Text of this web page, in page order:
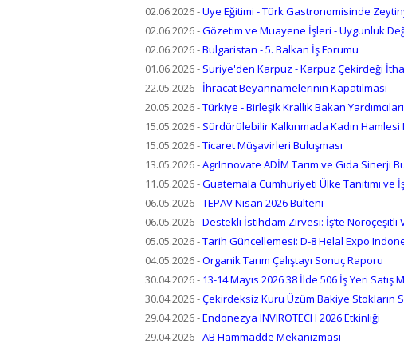
02.06.2026-Üye Eğitimi - Türk Gastronomisinde
02.06.2026-Gözetim ve Muayene İşleri - Uygunluk
02.06.2026-Bulgaristan - 5. Balkan İş Forumu
01.06.2026- Suriye'den Karpuz - Karpuz Çekirdeği
22.05.2026- İhracat Beyannamelerinin Kapatılması
20.05.2026-Türkiye - Birleşik Krallık Bakan
15.05.2026- Sürdürülebilir Kalkınmada Kadın Hamlesi
15.05.2026-Ticaret Müşavirleri Buluşması
13.05.2026-AgrInnovate ADİM Tarım ve Gıda Sinerji
11.05.2026-Guatemala Cumhuriyeti Ülke Tanıtımı ve İş
06.05.2026-TEPAV Nisan 2026 Bülteni
06.05.2026-Destekli İstihdam Zirvesi: İş’te Nöroçeşitli
05.05.2026-Tarih Güncellemesi: D-8 Helal Expo
04.05.2026-Organik Tarım Çalıştayı Sonuç Raporu
30.04.2026- 13-14 Mayıs 2026 38 İlde 506 İş Yeri
30.04.2026-Çekirdeksiz Kuru Üzüm Bakiye Stokların
29.04.2026-Endonezya INVIROTECH 2026 Etkinliği
29.04.2026-AB Hammadde Mekanizması